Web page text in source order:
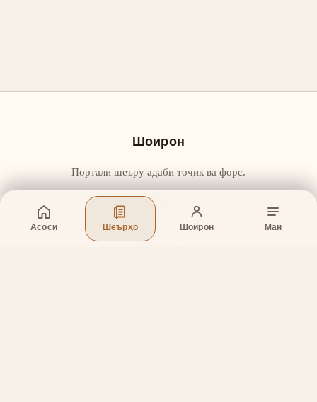
Асосӣ Шеърҳо Шоирон Ман
Шоирон
Портали шеъру адаби тоҷик ва форс.